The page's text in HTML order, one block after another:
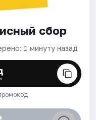
сбор
1 минуту назад